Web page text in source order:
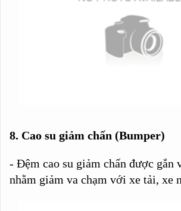
8. Cao su giảm chấn (Bumper)
- Đệm cao su giảm chấn được gắn
nhằm giảm va chạm với xe tải, xe